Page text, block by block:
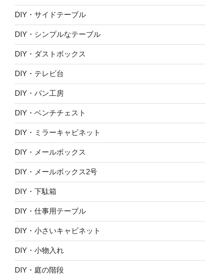
DIY・サイドテーブル
DIY・シンプルなテーブル
DIY・ダストボックス
DIY・テレビ台
DIY・パン工房
DIY・ベンチチェスト
DIY・ミラーキャビネット
DIY・メールボックス
DIY・メールボックス2号
DIY・下駄箱
DIY・仕事用テーブル
DIY・小さいキャビネット
DIY・小物入れ
DIY・庭の階段